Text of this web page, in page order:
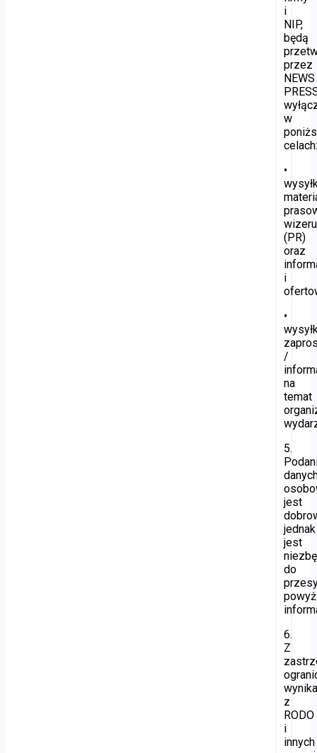
i
NIP,
będą
przez
NEWS
w
•
(PR)
oraz
i
•
/
na
temat
5.
jest
jednak
jest
do
6.
Z
z
RODO
i
innych